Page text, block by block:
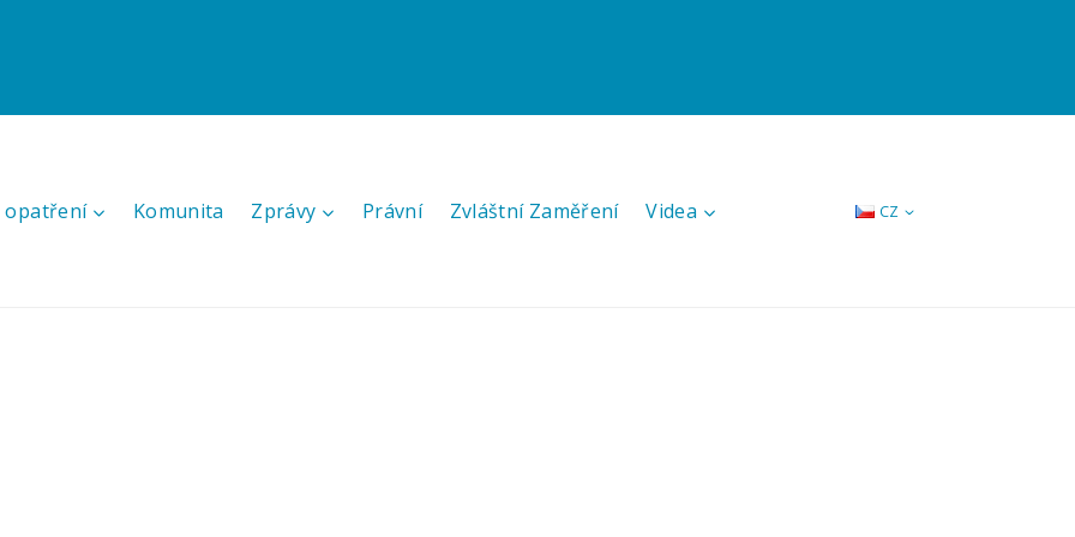
opatření Komunita Zprávy Právní Zvláštní Zaměření Videa CZ